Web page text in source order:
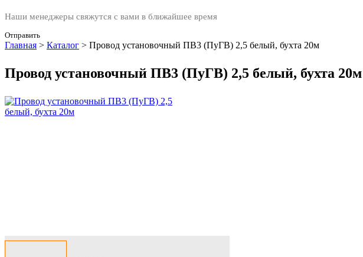
Наши менеджеры свяжутся с вами в ближайшее время
Отправить
Главная > Каталог > Провод установочный ПВ3 (ПуГВ) 2,5 белый, бухта 20м
Провод установочный ПВ3 (ПуГВ) 2,5 белый, бухта 20м